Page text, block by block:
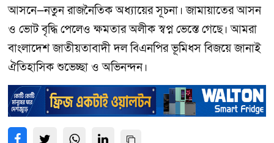
আসনে—নতুন রাজনৈতিক অধ্যায়ের সূচনা। জামায়াতের আসন
ও ভোট বৃদ্ধি পেলেও ক্ষমতার অলীক স্বপ্ন ভেস্তে গেছে। আমরা
বাংলাদেশ জাতীয়তাবাদী দল বিএনপির ভূমিধস বিজয়ে জানাই
ঐতিহাসিক শুভেচ্ছা ও অভিনন্দন।